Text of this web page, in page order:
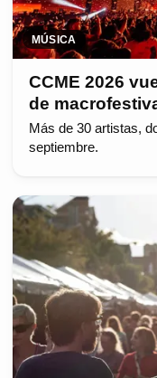
MÚSICA
CCME 2026
de
Más de 30 artistas,
septiembre.